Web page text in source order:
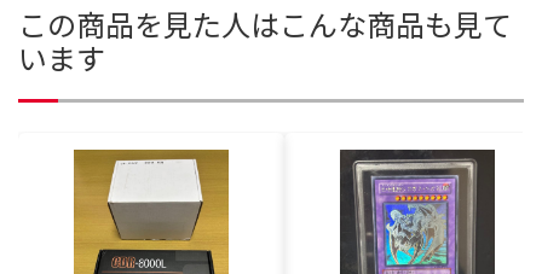
この商品を見た人はこんな商品も見て
います